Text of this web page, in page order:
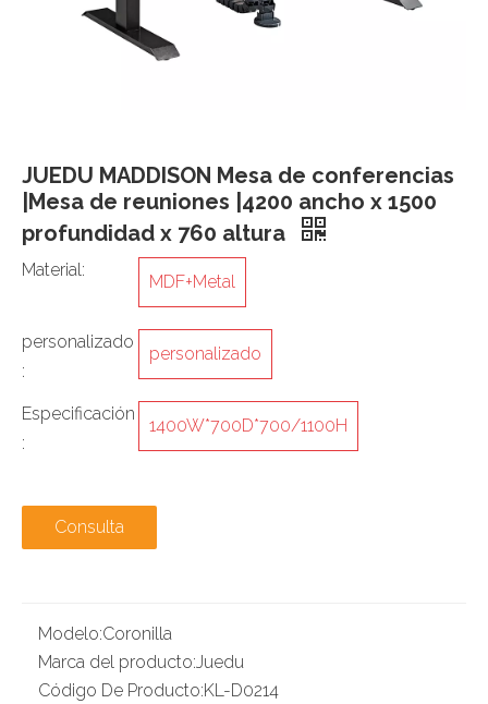
JUEDU MADDISON Mesa de conferencias
|Mesa de reuniones |4200 ancho x 1500
profundidad x 760 altura
Material:
MDF+Metal
personalizado
:
personalizado
Especificación
:
1400W*700D*700/1100H
Consulta
Modelo:Coronilla
Marca del producto:Juedu
Código De Producto:KL-D0214